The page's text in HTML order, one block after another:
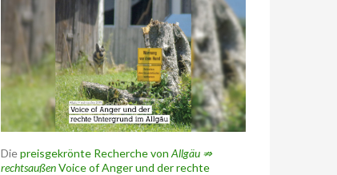
Diepreisgekrönte Recherche von Allgäu ⇏
rechtsaußenVoice of Anger und der rechte